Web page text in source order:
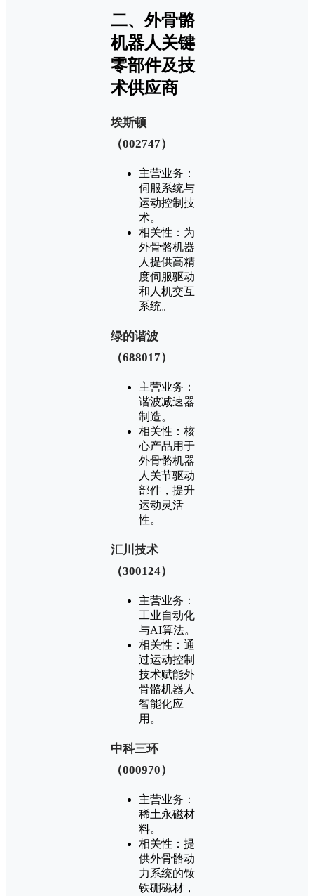
二、外骨骼
机器人关键
零部件及技
术供应商
‌埃斯顿
（002747）‌
‌主营业务‌：
伺服系统与
运动控制技
术‌。
‌相关性‌：为
外骨骼机器
人提供高精
度伺服驱动
和人机交互
系统‌。
‌绿的谐波
（688017）‌
‌主营业务‌：
谐波减速器
制造‌。
‌相关性‌：核
心产品用于
外骨骼机器
人关节驱动
部件，提升
运动灵活
性‌。
‌汇川技术
（300124）‌
‌主营业务‌：
工业自动化
与AI算法‌。
‌相关性‌：通
过运动控制
技术赋能外
骨骼机器人
智能化应
用‌。
‌中科三环
（000970）‌
‌主营业务‌：
稀土永磁材
料‌。
‌相关性‌：提
供外骨骼动
力系统的钕
铁硼磁材，